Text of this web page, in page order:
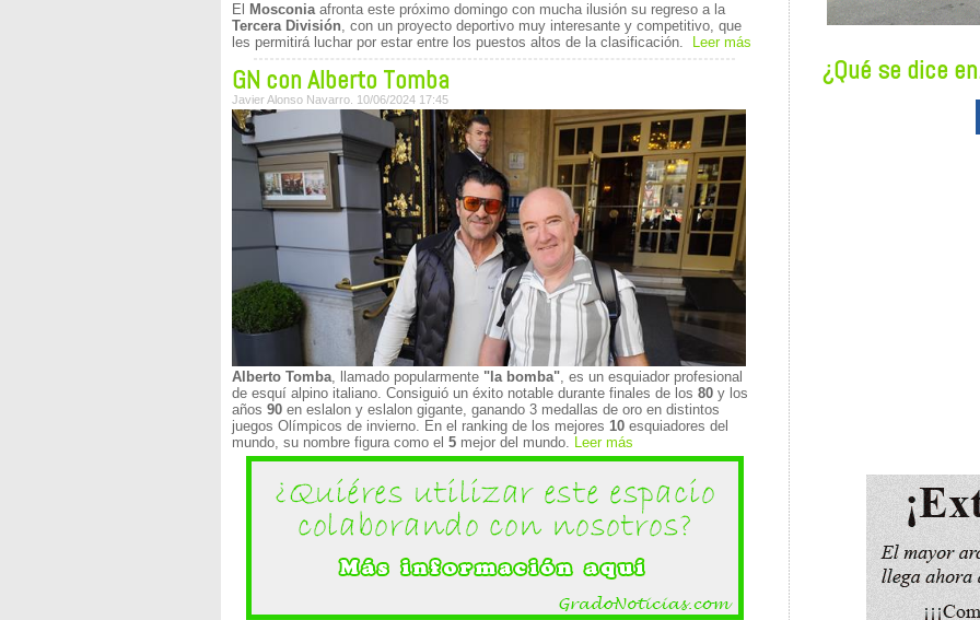
El Mosconia afronta este próximo domingo con mucha ilusión su regreso a la
Tercera División, con un proyecto deportivo muy interesante y competitivo, que
les permitirá luchar por estar entre los puestos altos de la clasificación.
Leer más
GN con Alberto Tomba
Javier Alonso Navarro. 10/06/2024 17:45
Alberto Tomba, llamado popularmente "la bomba", es un esquiador profesional
de esquí alpino italiano. Consiguió un éxito notable durante finales de los 80 y los
años 90 en eslalon y eslalon gigante, ganando 3 medallas de oro en distintos
juegos Olímpicos de invierno. En el ranking de los mejores 10 esquiadores del
mundo, su nombre figura como el 5 mejor del mundo. Leer más
¿Qué se dice